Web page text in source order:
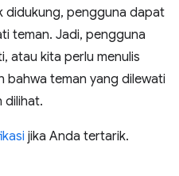
didukung, pengguna dapat
teman. Jadi, pengguna
atau kita perlu menulis
bahwa teman yang dilewati
dilihat.
jika Anda tertarik.